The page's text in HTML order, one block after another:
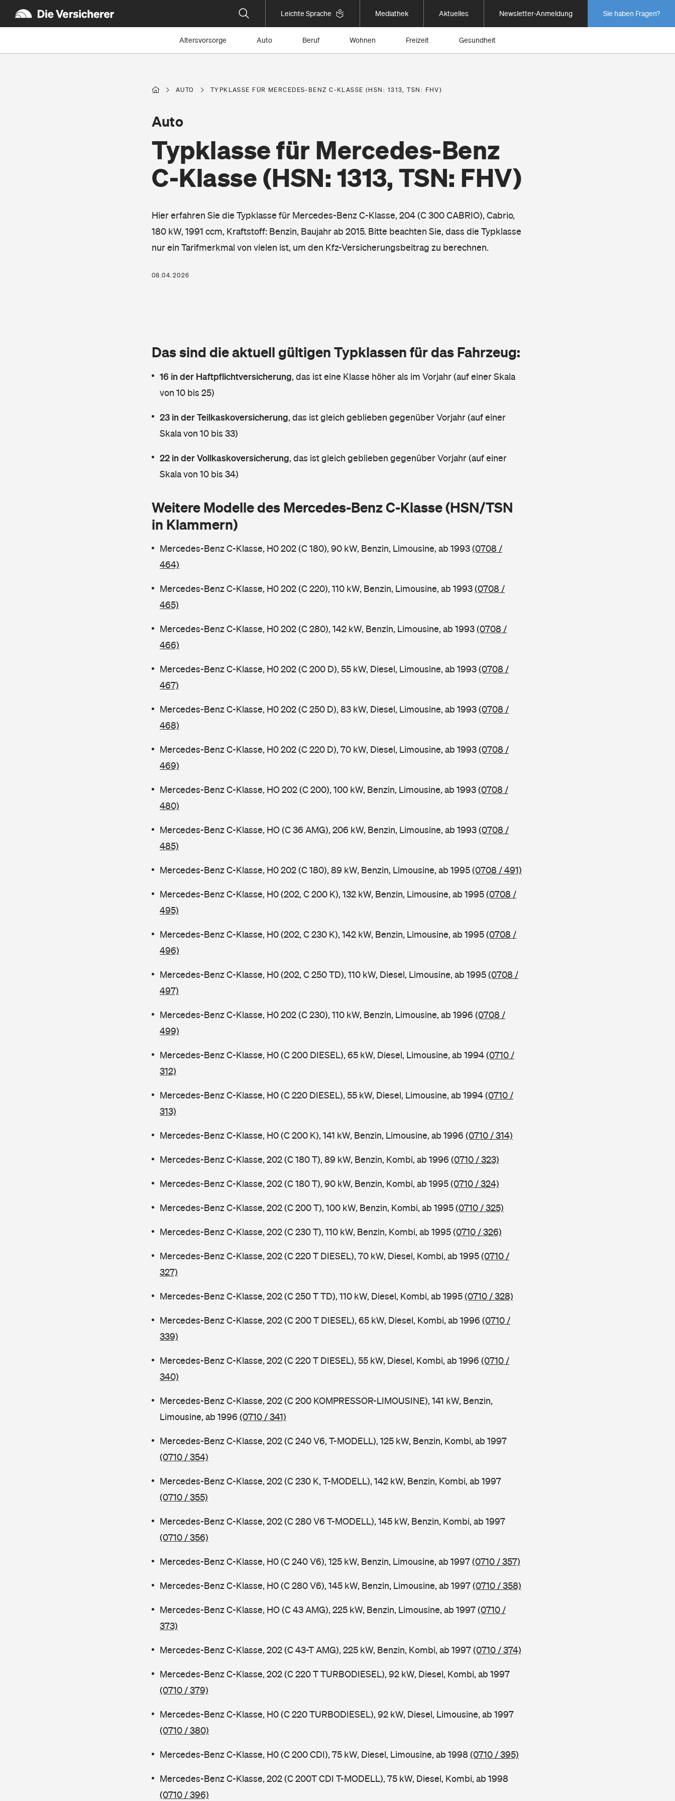
Leichte Sprache Mediathek Aktuelles Newsletter-Anmeldung Sie haben Fragen?
Altersvorsorge Auto Beruf Wohnen Freizeit Gesundheit
AUTO TYPKLASSE FÜR MERCEDES-BENZ C-KLASSE (HSN: 1313, TSN: FHV)
Typklasse für Mercedes-Benz
C-Klasse (HSN: 1313, TSN: FHV)
Auto
Hier erfahren Sie die Typklasse für Mercedes-Benz C-Klasse, 204 (C 300 CABRIO), Cabrio,
180 kW, 1991 ccm, Kraftstoff: Benzin, Baujahr ab 2015. Bitte beachten Sie, dass die Typklasse
nur ein Tarifmerkmal von vielen ist, um den Kfz-Versicherungsbeitrag zu berechnen.
08.04.2026
Das sind die aktuell gültigen Typklassen für das Fahrzeug:
16 in der Haftpflichtversicherung, das ist eine Klasse höher als im Vorjahr (auf einer Skala
von 10 bis 25)
23 in der Teilkaskoversicherung, das ist gleich geblieben gegenüber Vorjahr (auf einer
Skala von 10 bis 33)
22 in der Vollkaskoversicherung, das ist gleich geblieben gegenüber Vorjahr (auf einer
Skala von 10 bis 34)
Weitere Modelle des Mercedes-Benz C-Klasse (HSN/TSN
in Klammern)
Mercedes-Benz C-Klasse, H0 202 (C 180), 90 kW, Benzin, Limousine, ab 1993(0708 /
464)
Mercedes-Benz C-Klasse, H0 202 (C 220), 110 kW, Benzin, Limousine, ab 1993(0708 /
465)
Mercedes-Benz C-Klasse, H0 202 (C 280), 142 kW, Benzin, Limousine, ab 1993(0708 /
466)
Mercedes-Benz C-Klasse, H0 202 (C 200 D), 55 kW, Diesel, Limousine, ab 1993(0708 /
467)
Mercedes-Benz C-Klasse, H0 202 (C 250 D), 83 kW, Diesel, Limousine, ab 1993(0708 /
468)
Mercedes-Benz C-Klasse, H0 202 (C 220 D), 70 kW, Diesel, Limousine, ab 1993(0708 /
469)
Mercedes-Benz C-Klasse, HO 202 (C 200), 100 kW, Benzin, Limousine, ab 1993(0708 /
480)
Mercedes-Benz C-Klasse, HO (C 36 AMG), 206 kW, Benzin, Limousine, ab 1993(0708 /
485)
Mercedes-Benz C-Klasse, H0 202 (C 180), 89 kW, Benzin, Limousine, ab 1995(0708 / 491)
Mercedes-Benz C-Klasse, H0 (202, C 200 K), 132 kW, Benzin, Limousine, ab 1995(0708 /
495)
Mercedes-Benz C-Klasse, H0 (202, C 230 K), 142 kW, Benzin, Limousine, ab 1995(0708 /
496)
Mercedes-Benz C-Klasse, H0 (202, C 250 TD), 110 kW, Diesel, Limousine, ab 1995(0708 /
497)
Mercedes-Benz C-Klasse, H0 202 (C 230), 110 kW, Benzin, Limousine, ab 1996 (0708 /
499)
Mercedes-Benz C-Klasse, H0 (C 200 DIESEL), 65 kW, Diesel, Limousine, ab 1994(0710 /
312)
Mercedes-Benz C-Klasse, H0 (C 220 DIESEL), 55 kW, Diesel, Limousine, ab 1994(0710 /
313)
Mercedes-Benz C-Klasse, H0 (C 200 K), 141 kW, Benzin, Limousine, ab 1996 (0710 / 314)
Mercedes-Benz C-Klasse, 202 (C 180 T), 89 kW, Benzin, Kombi, ab 1996 (0710 / 323)
Mercedes-Benz C-Klasse, 202 (C 180 T), 90 kW, Benzin, Kombi, ab 1995(0710 / 324)
Mercedes-Benz C-Klasse, 202 (C 200 T), 100 kW, Benzin, Kombi, ab 1995(0710 / 325)
Mercedes-Benz C-Klasse, 202 (C 230 T), 110 kW, Benzin, Kombi, ab 1995(0710 / 326)
Mercedes-Benz C-Klasse, 202 (C 220 T DIESEL), 70 kW, Diesel, Kombi, ab 1995(0710 /
327)
Mercedes-Benz C-Klasse, 202 (C 250 T TD), 110 kW, Diesel, Kombi, ab 1995(0710 / 328)
Mercedes-Benz C-Klasse, 202 (C 200 T DIESEL), 65 kW, Diesel, Kombi, ab 1996 (0710 /
339)
Mercedes-Benz C-Klasse, 202 (C 220 T DIESEL), 55 kW, Diesel, Kombi, ab 1996 (0710 /
340)
Mercedes-Benz C-Klasse, 202 (C 200 KOMPRESSOR-LIMOUSINE), 141 kW, Benzin,
Limousine, ab 1996 (0710 / 341)
Mercedes-Benz C-Klasse, 202 (C 240 V6, T-MODELL), 125 kW, Benzin, Kombi, ab 1997
(0710 / 354)
Mercedes-Benz C-Klasse, 202 (C 230 K, T-MODELL), 142 kW, Benzin, Kombi, ab 1997
(0710 / 355)
Mercedes-Benz C-Klasse, 202 (C 280 V6 T-MODELL), 145 kW, Benzin, Kombi, ab 1997
(0710 / 356)
Mercedes-Benz C-Klasse, H0 (C 240 V6), 125 kW, Benzin, Limousine, ab 1997(0710 / 357)
Mercedes-Benz C-Klasse, H0 (C 280 V6), 145 kW, Benzin, Limousine, ab 1997(0710 / 358)
Mercedes-Benz C-Klasse, HO (C 43 AMG), 225 kW, Benzin, Limousine, ab 1997(0710 /
373)
Mercedes-Benz C-Klasse, 202 (C 43-T AMG), 225 kW, Benzin, Kombi, ab 1997(0710 / 374)
Mercedes-Benz C-Klasse, 202 (C 220 T TURBODIESEL), 92 kW, Diesel, Kombi, ab 1997
(0710 / 379)
Mercedes-Benz C-Klasse, H0 (C 220 TURBODIESEL), 92 kW, Diesel, Limousine, ab 1997
(0710 / 380)
Mercedes-Benz C-Klasse, H0 (C 200 CDI), 75 kW, Diesel, Limousine, ab 1998(0710 / 395)
Mercedes-Benz C-Klasse, 202 (C 200T CDI T-MODELL), 75 kW, Diesel, Kombi, ab 1998
(0710 / 396)